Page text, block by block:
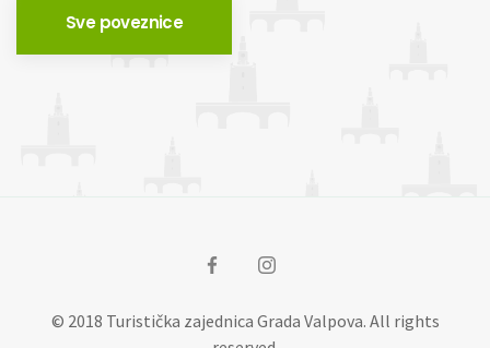
Sve poveznice
© 2018 Turistička zajednica Grada Valpova. All rights